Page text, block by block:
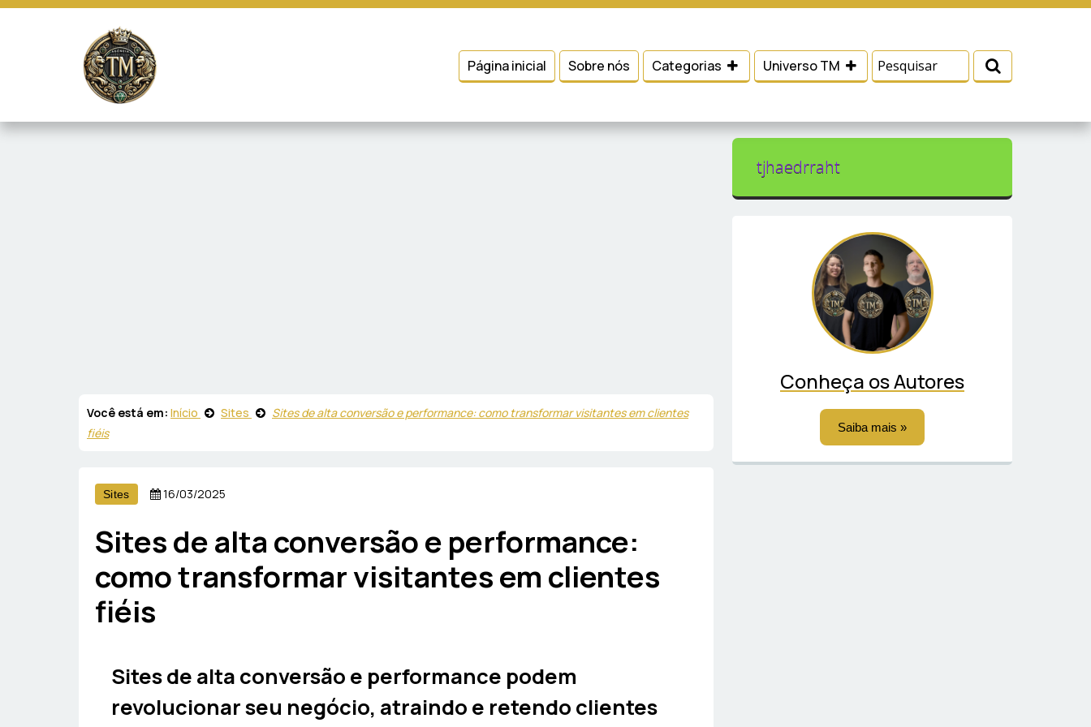
Página inicial Sobre nós Categorias Universo TM
Você está em: Início Sites
Sites de alta conversão e performance: como transformar visitantes em clientes
fiéis
Sites 16/03/2025
Sites de alta conversão e performance:
como transformar visitantes em clientes
fiéis
Sites de alta conversão e performance podem
revolucionar seu negócio, atraindo e retendo clientes
tjhaedrraht
Conheça os Autores
Saiba mais »
marketing e fornecer conteúdo de terceiros. Leia mais em